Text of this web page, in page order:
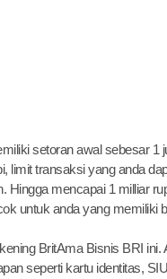
setoran awal sebesar 1
limit transaksi yang anda
Hingga mencapai 1 milliar
untuk anda yang memiliki
BritAma Bisnis BRI
seperti kartu identitas,